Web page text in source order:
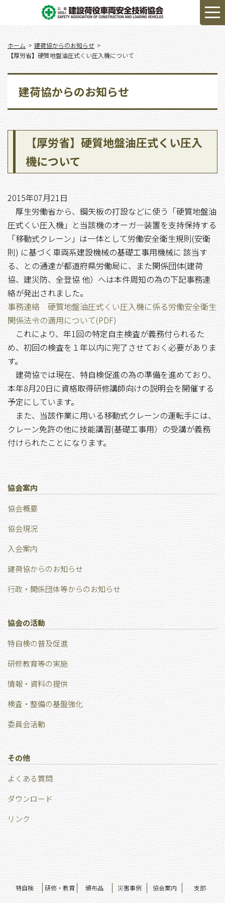
ホーム
建荷協からのお知らせ
【厚労省】硬質地盤油圧式くい圧入機について
建荷協からのお知らせ
【厚労省】硬質地盤油圧式くい圧入
機について
2015年07月21日
厚生労働省から、鋼矢板の打設などに使う「硬質地盤油
圧式くい圧入機」と当該機のオーガ―装置を支持保持する
「移動式クレーン」は一体として労働安全衛生規則(安衛
則) に基づく車両系建設機械の基礎工事用機械に 該当す
る、との通達が都道府県労働局に、また関係団体(建荷
協、建災防、全登協 他）へは本件周知の為の下記事務連
絡が発出されました。
事務連絡 硬質地盤油圧式くい圧入機に係る労働安全衛生
関係法令の適用について(PDF)
これにより、年1回の特定自主検査が義務付られるた
め、初回の検査を１年以内に完了させておく必要がありま
す。
建荷協では現在、特自検促進の為の準備を進めており、
本年8月20日に資格取得研修講師向けの説明会を開催する
予定にしています。
また、当該作業に用いる移動式クレーンの運転手には、
クレーン免許の他に技能講習(基礎工事用）の受講が義務
付けられたことになります。
協会案内
協会概要
協会現況
⼊会案内
建荷協からのお知らせ
行政・関係団体等からのお知らせ
協会の活動
特⾃検の普及促進
研修教育等の実施
情報・資料の提供
検査・整備の基盤強化
委員会活動
その他
よくある質問
ダウンロード
リンク
特自検 研修・教育 頒布品 災害事例 協会案内 支部